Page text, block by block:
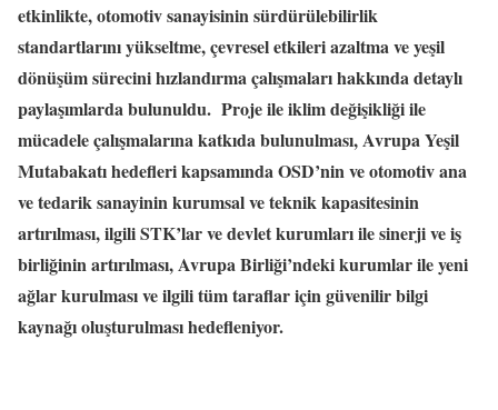
etkinlikte, otomotiv sanayisinin sürdürülebilirlik
standartlarını yükseltme, çevresel etkileri azaltma ve yeşil
dönüşüm sürecini hızlandırma çalışmaları hakkında detaylı
paylaşımlarda bulunuldu. Proje ile iklim değişikliği ile
mücadele çalışmalarına katkıda bulunulması, Avrupa Yeşil
Mutabakatı hedefleri kapsamında OSD’nin ve otomotiv ana
ve tedarik sanayinin kurumsal ve teknik kapasitesinin
artırılması, ilgili STK’lar ve devlet kurumları ile sinerji ve iş
birliğinin artırılması, Avrupa Birliği’ndeki kurumlar ile yeni
ağlar kurulması ve ilgili tüm taraflar için güvenilir bilgi
kaynağı oluşturulması hedefleniyor.